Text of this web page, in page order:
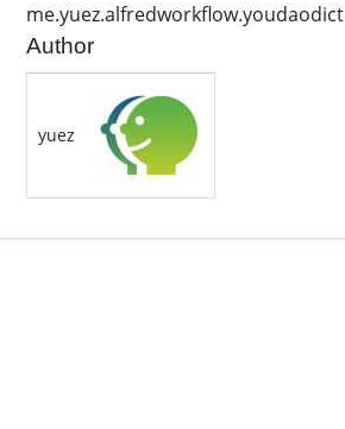
me.yuez.alfredworkflow.youdaodict
Author
yuez